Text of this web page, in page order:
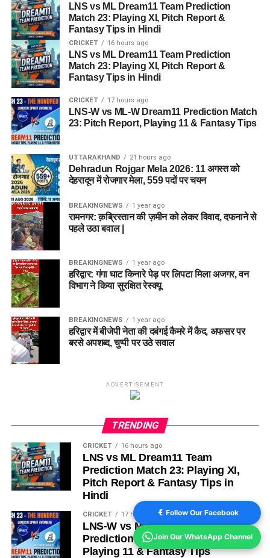
LNS vs ML Dream11 Team Prediction
Match 23: Playing XI, Pitch Report &
Fantasy Tips in Hindi
CRICKET 16 hours ago
LNS vs ML Dream11 Team Prediction
Match 23: Playing XI, Pitch Report &
Fantasy Tips in Hindi
CRICKET 17 hours ago
LNS-W vs ML-W Dream11 Prediction Match
23: Pitch Report, Playing 11 & Fantasy Tips
UTTARAKHAND 21 hours ago
Dehradun Rojgar Mela 2026: 11 अगस्त को
देहरादून में रोजगार मेला, 559 पदों पर चयन
BREAKINGNEWS 1 year ago
रामनगर: क़ब्रिस्तान की ज़मीन को लेकर विवाद, दफनाने से
पहले उठा बवाल |
BREAKINGNEWS 1 year ago
हरिद्वार: गंगा घाट किनारे पेड़ पर लिपटा मिला अजगर, वन
विभाग ने किया सुरक्षित रेस्क्यू
BREAKINGNEWS 1 year ago
हरिद्वार में बीजेपी नेता की दबंगई कैमरे में कैद, अफसर पर
बरसे अपशब्द, चुप्पी पर उठे सवाल
ADVERTISEMENT
TRENDING
CRICKET 16 hours ago
LNS vs ML Dream11 Team
Prediction Match 23: Playing XI,
Pitch Report & Fantasy Tips in
Hindi
CRICKET 17 hours ago
LNS-W vs ML-W Dream11
Prediction Match 23: Pitch Report,
Playing 11 & Fantasy Tips
Follow Our Facebook
Join Our WhatsApp Channel